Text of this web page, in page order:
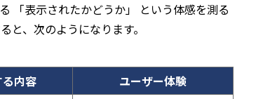
「表示されたかどうか」 という体感を測る
と、次のようになります。
内容 ユーザー体験